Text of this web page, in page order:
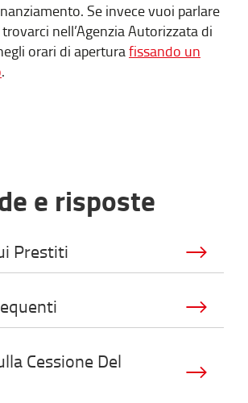
Se invece vuoi parlare
nell’Agenzia Autorizzata di
orari di apertura fissando un
.
e risposte
Prestiti
Cessione Del